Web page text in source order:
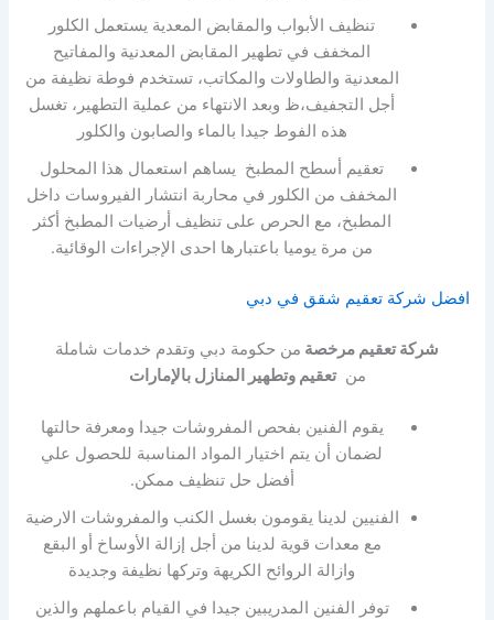
تنظيف الأبواب والمقابض المعدية يستعمل الكلور
المخفف في تطهير المقابض المعدنية والمفاتيح
المعدنية والطاولات والمكاتب، تستخدم فوطة نظيفة من
أجل التجفيف،ظ وبعد الانتهاء من عملية التطهير، تغسل
هذه الفوط جيدا بالماء والصابون والكلور
تعقيم أسطح المطبخ يساهم استعمال هذا المحلول
المخفف من الكلور في محاربة انتشار الفيروسات داخل
المطبخ، مع الحرص على تنظيف أرضيات المطبخ أكثر
من مرة يوميا باعتبارها احدى الإجراءات الوقائية.
افضل شركة تعقيم شقق في دبي
شركة تعقيم مرخصة من حكومة دبي وتقدم خدمات شاملة
منتعقيم وتطهير المنازل بالإمارات
يقوم الفنين بفحص المفروشات جيدا ومعرفة حالتها
لضمان أن يتم اختيار المواد المناسبة للحصول علي
أفضل حل تنظيف ممكن.
الفنيين لدينا يقومون بغسل الكنب والمفروشات الارضية
مع معدات قوية لدينا من أجل إزالة الأوساخ أو البقع
وازالة الروائح الكريهة وتركها نظيفة وجديدة
توفر الفنين المدريبين جيدا في القيام باعملهم والذين